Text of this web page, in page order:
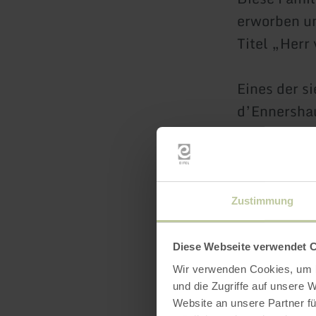
Zustimmung
Diese Webseite verwendet
Wir verwenden Cookies,
und die Zugriffe auf unsere
Website an unsere Partner
erworben
Titel „Herr
Eines der
restauriert
Im Jahre
G. August
ganz
auf